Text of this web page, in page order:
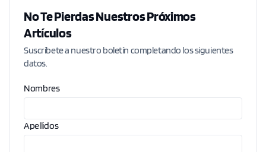
No Te Pierdas Nuestros Próximos
Artículos
Suscríbete a nuestro boletín completando los siguientes
datos.
Nombres
Apellidos